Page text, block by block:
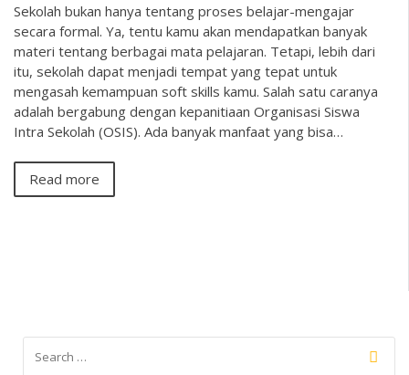
Sekolah bukan hanya tentang proses belajar-mengajar
secara formal. Ya, tentu kamu akan mendapatkan banyak
materi tentang berbagai mata pelajaran. Tetapi, lebih dari
itu, sekolah dapat menjadi tempat yang tepat untuk
mengasah kemampuan soft skills kamu. Salah satu caranya
adalah bergabung dengan kepanitiaan Organisasi Siswa
Intra Sekolah (OSIS). Ada banyak manfaat yang bisa…
Read more